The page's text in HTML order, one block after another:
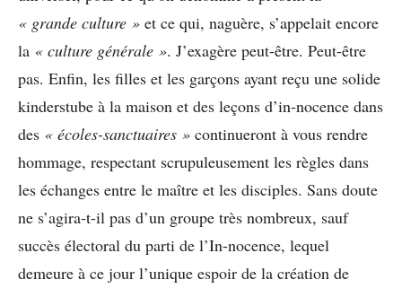
« grande culture » et ce qui, naguère, s’appelait encore
la « culture générale ». J’exagère peut-être. Peut-être
pas. Enfin, les filles et les garçons ayant reçu une solide
kinderstube à la maison et des leçons d’in-nocence dans
des « écoles-sanctuaires » continueront à vous rendre
hommage, respectant scrupuleusement les règles dans
les échanges entre le maître et les disciples. Sans doute
ne s’agira-t-il pas d’un groupe très nombreux, sauf
succès électoral du parti de l’In-nocence, lequel
demeure à ce jour l’unique espoir de la création de